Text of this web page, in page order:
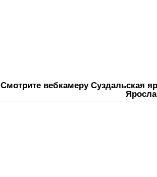
Смотрите вебкамеру Суздальская